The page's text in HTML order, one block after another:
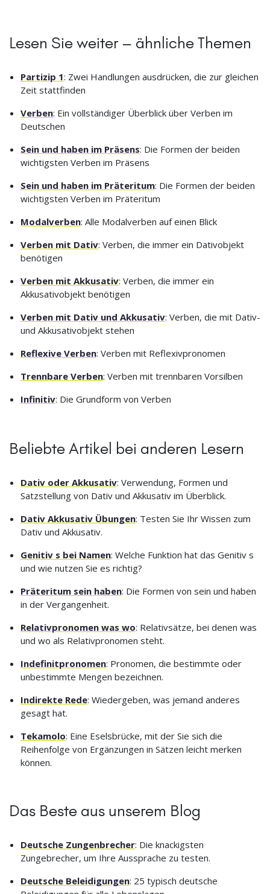
Lesen Sie weiter – ähnliche Themen
Partizip 1: Zwei Handlungen ausdrücken, die zur gleichen
Zeit stattfinden
Verben: Ein vollständiger Überblick über Verben im
Deutschen
Sein und haben im Präsens: Die Formen der beiden
wichtigsten Verben im Präsens
Sein und haben im Präteritum: Die Formen der beiden
wichtigsten Verben im Präteritum
Modalverben: Alle Modalverben auf einen Blick
Verben mit Dativ: Verben, die immer ein Dativobjekt
benötigen
Verben mit Akkusativ: Verben, die immer ein
Akkusativobjekt benötigen
Verben mit Dativ und Akkusativ: Verben, die mit Dativ-
und Akkusativobjekt stehen
Reflexive Verben: Verben mit Reflexivpronomen
Trennbare Verben: Verben mit trennbaren Vorsilben
Infinitiv: Die Grundform von Verben
Beliebte Artikel bei anderen Lesern
Dativ oder Akkusativ: Verwendung, Formen und
Satzstellung von Dativ und Akkusativ im Überblick.
Dativ Akkusativ Übungen: Testen Sie Ihr Wissen zum
Dativ und Akkusativ.
Genitiv s bei Namen: Welche Funktion hat das Genitiv s
und wie nutzen Sie es richtig?
Präteritum sein haben: Die Formen von sein und haben
in der Vergangenheit.
Relativpronomen was wo: Relativsätze, bei denen was
und wo als Relativpronomen steht.
Indefinitpronomen: Pronomen, die bestimmte oder
unbestimmte Mengen bezeichnen.
Indirekte Rede: Wiedergeben, was jemand anderes
gesagt hat.
Tekamolo: Eine Eselsbrücke, mit der Sie sich die
Reihenfolge von Ergänzungen in Sätzen leicht merken
können.
Das Beste aus unserem Blog
Deutsche Zungenbrecher: Die knackigsten
Zungebrecher, um Ihre Aussprache zu testen.
Deutsche Beleidigungen: 25 typisch deutsche